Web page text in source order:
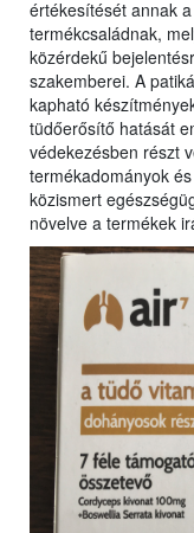
értékesítését annak
termékcsaládnak,
közérdekű
szakemberei. A
kapható
tüdőerősítő hatását
védekezésben részt
termékadományok
közismert
növelve a termékek